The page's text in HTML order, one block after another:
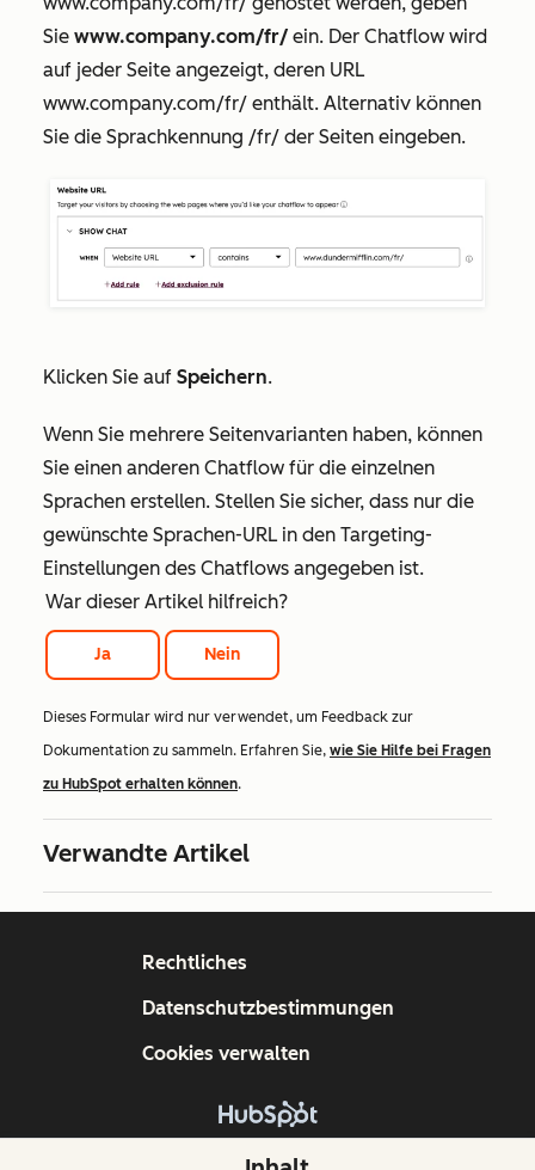
Sie www.company.com/fr/ ein. Der Chatflow wird
auf jeder Seite angezeigt, deren URL
www.company.com/fr/ enthält. Alternativ können
Sie die Sprachkennung /fr/ der Seiten eingeben.
Klicken Sie auf Speichern.
Wenn Sie mehrere Seitenvarianten haben, können
Sie einen anderen Chatflow für die einzelnen
Sprachen erstellen. Stellen Sie sicher, dass nur die
gewünschte Sprachen-URL in den Targeting-
Einstellungen des Chatflows angegeben ist.
War dieser Artikel hilfreich?
Ja Nein
Dieses Formular wird nur verwendet, um Feedback zur
Dokumentation zu sammeln. Erfahren Sie, wie Sie Hilfe bei Fragen
zu HubSpot erhalten können.
Verwandte Artikel
Copyright © 2026 HubSpot, Inc.
Rechtliches
Datenschutzbestimmungen
Cookies verwalten